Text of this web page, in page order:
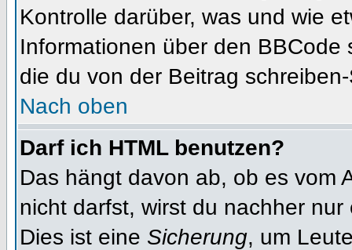
Kontrolle darüber, was und wie
Informationen über den
die du von der Beitrag
Nach oben
Darf ich HTML benutzen?
Das hängt davon ab, ob es vom
nicht darfst, wirst du nachher
Dies ist eine Sicherung, um